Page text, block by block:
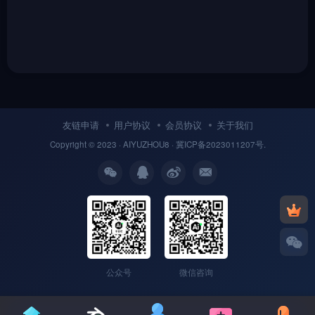
友链申请 用户协议 会员协议 关于我们
Copyright © 2023 · AIYUZHOU8 · 冀ICP备2023011207号.
公众号 微信咨询